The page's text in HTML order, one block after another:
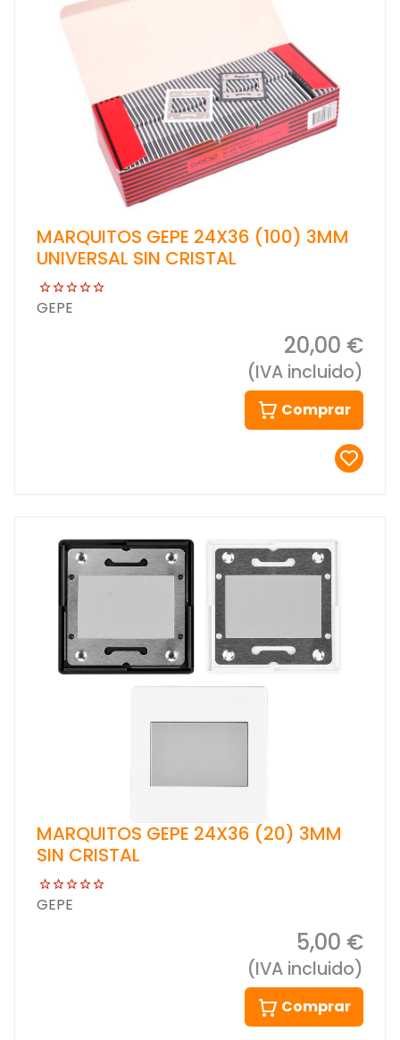
MARQUITOS GEPE 24X36 (100) 3MM
UNIVERSAL SIN CRISTAL
GEPE
20,00 €
(IVA incluido)
Comprar
MARQUITOS GEPE 24X36 (20) 3MM
SIN CRISTAL
GEPE
5,00 €
(IVA incluido)
Comprar